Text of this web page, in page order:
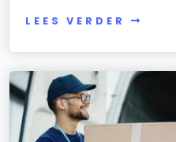
LEES VERDER